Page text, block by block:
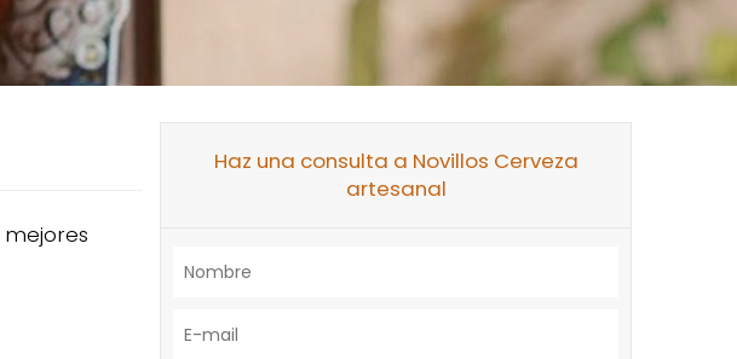
Haz una consulta a Novillos Cerveza
artesanal